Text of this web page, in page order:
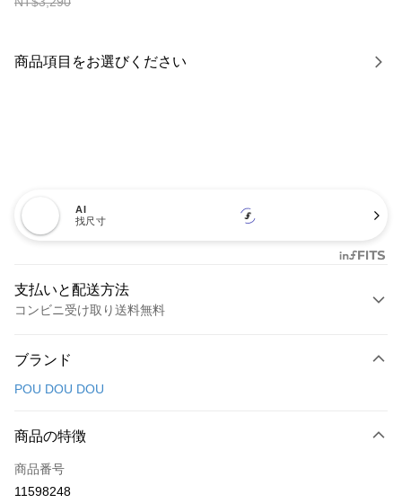
商品項目をお選びください
AI
找尺寸
支払いと配送方法
コンビニ受け取り送料無料
クレジットカード1回払い
LINE Pay
Apple Pay
ブランド
POU DOU DOU
商品の特徴
商品番号
11598248